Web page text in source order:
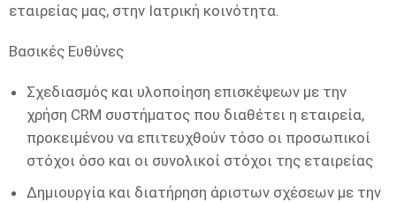
εταιρείας μας, στην Ιατρική κοινότητα.
Βασικές Ευθύνες
Σχεδιασμός και υλοποίηση επισκέψεων με την
χρήση CRM συστήματος που διαθέτει η εταιρεία,
προκειμένου να επιτευχθούν τόσο οι προσωπικοί
στόχοι όσο και οι συνολικοί στόχοι της εταιρείας
Δημιουργία και διατήρηση άριστων σχέσεων με την